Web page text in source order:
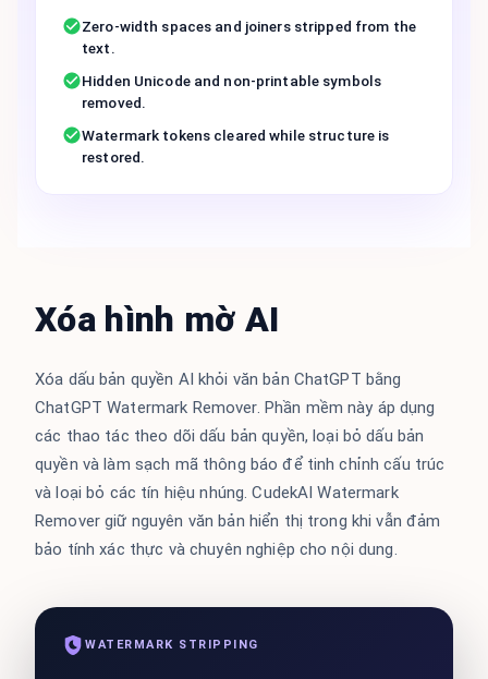
Zero-width spaces and joiners stripped from the
text.
Hidden Unicode and non-printable symbols
removed.
Watermark tokens cleared while structure is
restored.
Xóa hình mờ AI
Xóa dấu bản quyền AI khỏi văn bản ChatGPT bằng
ChatGPT Watermark Remover. Phần mềm này áp dụng
các thao tác theo dõi dấu bản quyền, loại bỏ dấu bản
quyền và làm sạch mã thông báo để tinh chỉnh cấu trúc
và loại bỏ các tín hiệu nhúng. CudekAI Watermark
Remover giữ nguyên văn bản hiển thị trong khi vẫn đảm
bảo tính xác thực và chuyên nghiệp cho nội dung.
WATERMARK STRIPPING